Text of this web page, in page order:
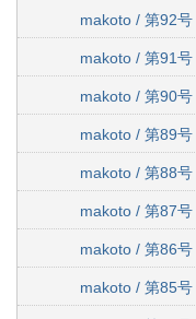
makoto / 第92号
makoto / 第91号
makoto / 第90号
makoto / 第89号
makoto / 第88号
makoto / 第87号
makoto / 第86号
makoto / 第85号